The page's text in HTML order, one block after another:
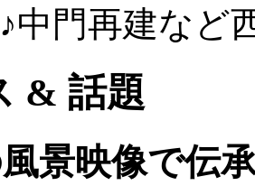
中門再建など
& 話題
景映像で伝